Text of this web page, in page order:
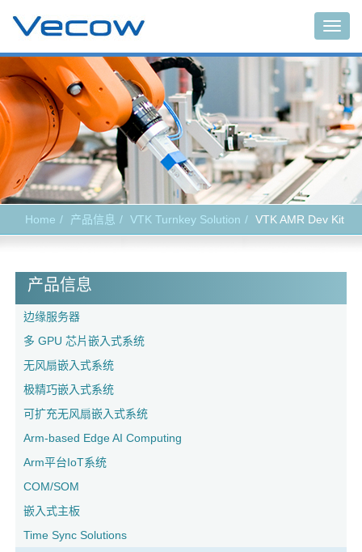
Home 产品信息 VTK Turnkey Solution VTK AMR Dev Kit
产品信息
边缘服务器
多 GPU 芯片嵌入式系统
无风扇嵌入式系统
极精巧嵌入式系统
可扩充无风扇嵌入式系统
Arm-based Edge AI Computing
Arm平台IoT系统
COM/SOM
嵌入式主板
Time Sync Solutions